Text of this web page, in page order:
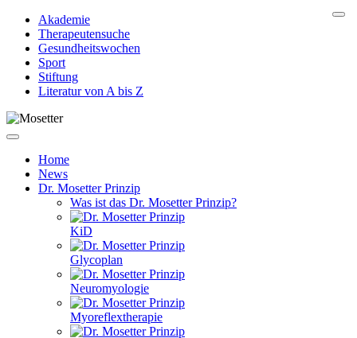
Akademie
Therapeutensuche
Gesundheitswochen
Sport
Stiftung
Literatur von A bis Z
Home
News
Dr. Mosetter Prinzip
Was ist das Dr. Mosetter Prinzip?
KiD
Glycoplan
Neuromyologie
Myoreflextherapie